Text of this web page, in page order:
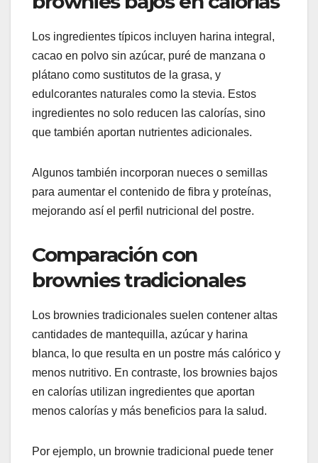
Los ingredientes típicos incluyen harina integral,
cacao en polvo sin azúcar, puré de manzana o
plátano como sustitutos de la grasa, y
edulcorantes naturales como la stevia. Estos
ingredientes no solo reducen las calorías, sino
que también aportan nutrientes adicionales.
Algunos también incorporan nueces o semillas
para aumentar el contenido de fibra y proteínas,
mejorando así el perfil nutricional del postre.
Comparación con
brownies tradicionales
Los brownies tradicionales suelen contener altas
cantidades de mantequilla, azúcar y harina
blanca, lo que resulta en un postre más calórico y
menos nutritivo. En contraste, los brownies bajos
en calorías utilizan ingredientes que aportan
menos calorías y más beneficios para la salud.
Por ejemplo, un brownie tradicional puede tener